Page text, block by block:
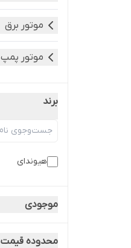
موتور برق
موتور پمپ
برند
هیوندای
موجودی
محدوده قیمت